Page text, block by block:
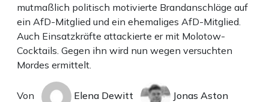
mutmaßlich politisch motivierte Brandanschläge auf
ein AfD-Mitglied und ein ehemaliges AfD-Mitglied.
Auch Einsatzkräfte attackierte er mit Molotow-
Cocktails. Gegen ihn wird nun wegen versuchten
Mordes ermittelt.
Von Elena Dewitt Jonas Aston